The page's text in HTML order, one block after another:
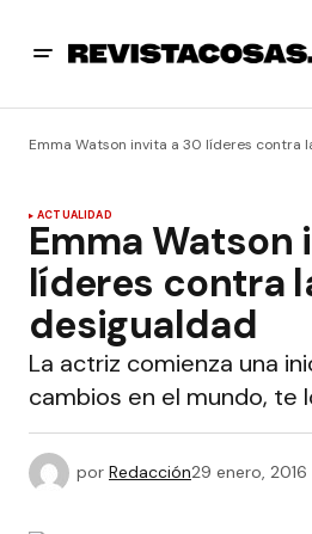
Emma Watson invita a 30 líderes contra
ACTUALIDAD
Emma Watson
líderes contra
desigualdad
La actriz comienza una
cambios en el mundo, te
por Redacción29 enero, 2016